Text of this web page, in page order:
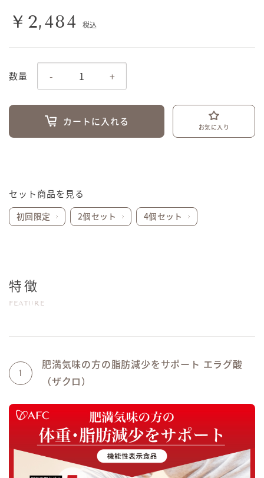
￥2,484 税込
数量 - +
カートに入れる お気に入り
セット商品を見る
初回限定 2個セット 4個セット
特徴
FEATURE
1
肥満気味の方の脂肪減少をサポート エラグ酸
（ザクロ）